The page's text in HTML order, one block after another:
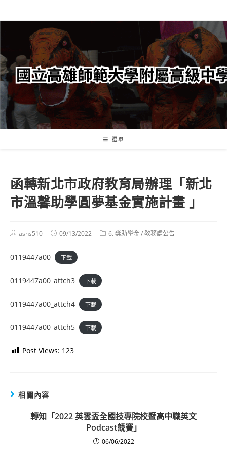
轉
要
內
容
選單
函轉新北市政府教育局辦理「新北
市溫馨助學圓夢基金實施計畫 」
Postashs510
Post09/13/2022
Post6. 獎助學金/教務處公告
0119447a00 下載
0119447a00_attch3 下載
0119447a00_attch4 下載
0119447a00_attch5 下載
Post Views: 123
相關內容
轉知「2022 英雲盃全國技專院校暨高中職英文
Podcast競賽」
06/06/2022